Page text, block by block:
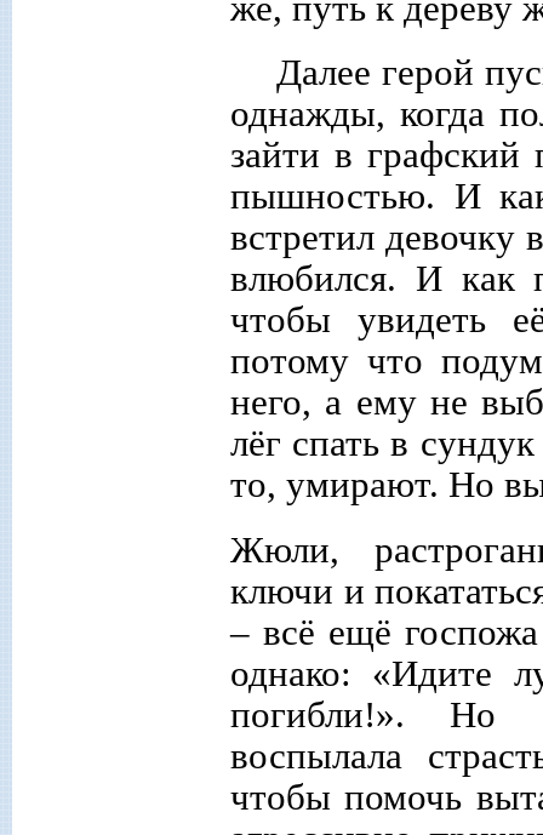
Далее герой
однажды, когда
зайти в
пышностью. И
встретил девочку
влюбился. И как
чтобы увидеть
потому что
него, а ему не
лёг спать в
то, умирают. Но
Жюли,
ключи и
– всё ещё
однако: «Идите
погибли!». Но
воспылала
чтобы помочь